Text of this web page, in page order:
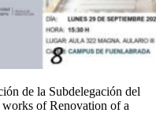
de la Subdelegación del
of Renovation of a